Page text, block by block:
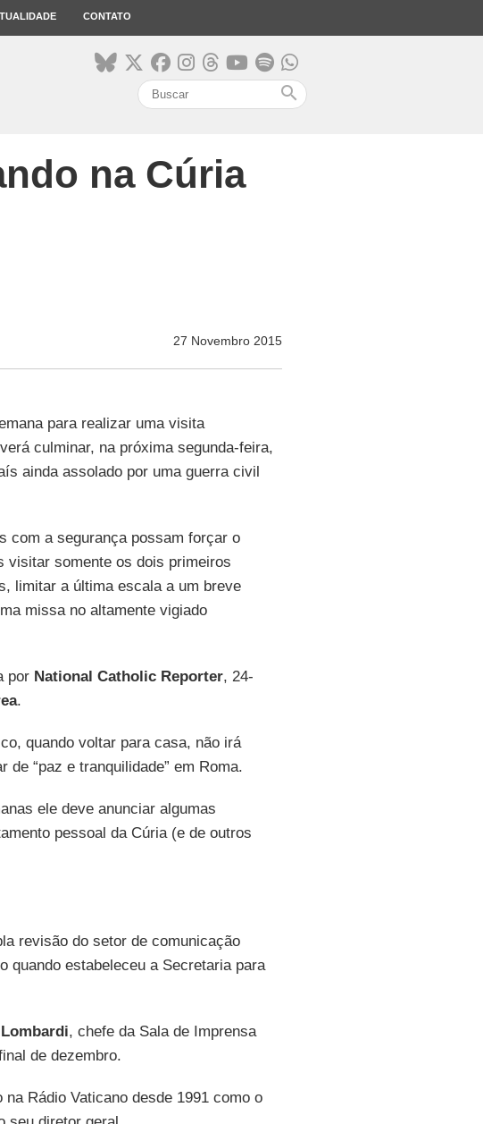
CONTATO
search
na Cúria
27 Novembro 2015
para realizar uma visita
culminar, na próxima segunda-feira,
ainda assolado por uma guerra civil
com a segurança possam forçar o
visitar somente os dois primeiros
limitar a última escala a um breve
missa no altamente vigiado
por National Catholic Reporter, 24-
.
quando voltar para casa, não irá
“paz e tranquilidade” em Roma.
ele deve anunciar algumas
pessoal da Cúria (e de outros
revisão do setor de comunicação
quando estabeleceu a Secretaria para
, chefe da Sala de Imprensa
de dezembro.
Rádio Vaticano desde 1991 como o